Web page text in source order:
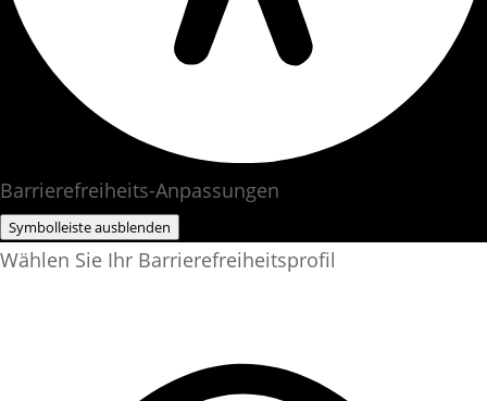
Barrierefreiheits-Anpassungen
Symbolleiste ausblenden
Wählen Sie Ihr Barrierefreiheitsprofil